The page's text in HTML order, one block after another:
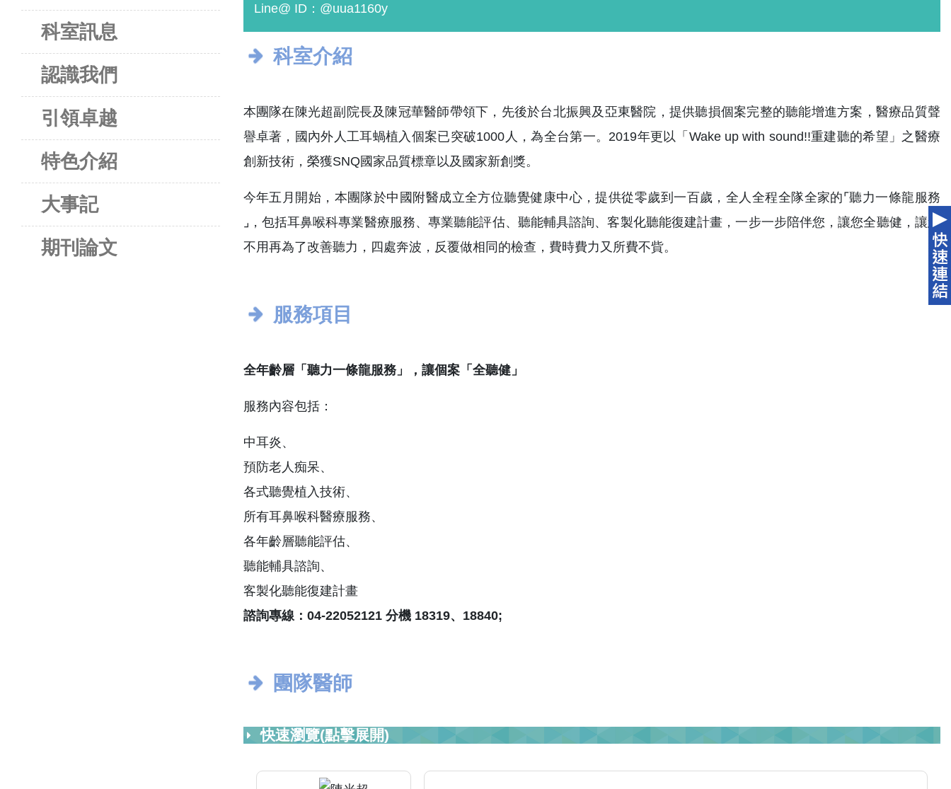
科室訊息
認識我們
引領卓越
特色介紹
大事記
期刊論文
Line@ ID：@uua1160y
科室介紹
本團隊在陳光超副院長及陳冠華醫師帶領下，先後於台北振興及亞東醫院，提供聽損個案完整的聽能增進方案，醫療品質聲
譽卓著，國內外人工耳蝸植入個案已突破1000人，為全台第一。2019年更以「Wake up with sound!!重建聽的希望」之醫療
創新技術，榮獲SNQ國家品質標章以及國家新創獎。
今年五月開始，本團隊於中國附醫成立全方位聽覺健康中心，提供從零歲到一百歲，全人全程全隊全家的⌜聽力一條龍服務
⌟，包括耳鼻喉科專業醫療服務、專業聽能評估、聽能輔具諮詢、客製化聽能復建計畫，一步一步陪伴您，讓您全聽健，讓您
不用再為了改善聽力，四處奔波，反覆做相同的檢查，費時費力又所費不貲。
服務項目
全年齡層「聽力一條龍服務」 ， 讓個案「全聽健」
服務內容包括：
中耳炎、
預防老人痴呆、
各式聽覺植入技術、
所有耳鼻喉科醫療服務、
各年齡層聽能評估、
聽能輔具諮詢、
客製化聽能復建計畫
諮詢專線：04-22052121 分機 18319、18840;
團隊醫師
快速瀏覽(點擊展開)